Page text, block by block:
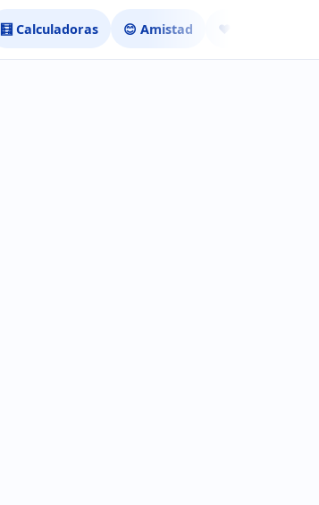
🧮 Calculadoras 😊 Amistad ❤️ Ligar